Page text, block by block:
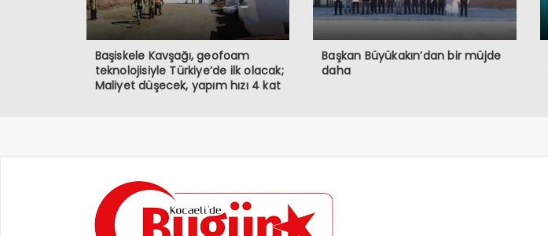
Başiskele Kavşağı, geofoam
teknolojisiyle Türkiye’de ilk olacak;
Maliyet düşecek, yapım hızı 4 kat
Başkan Büyükakın’dan bir müjde
daha